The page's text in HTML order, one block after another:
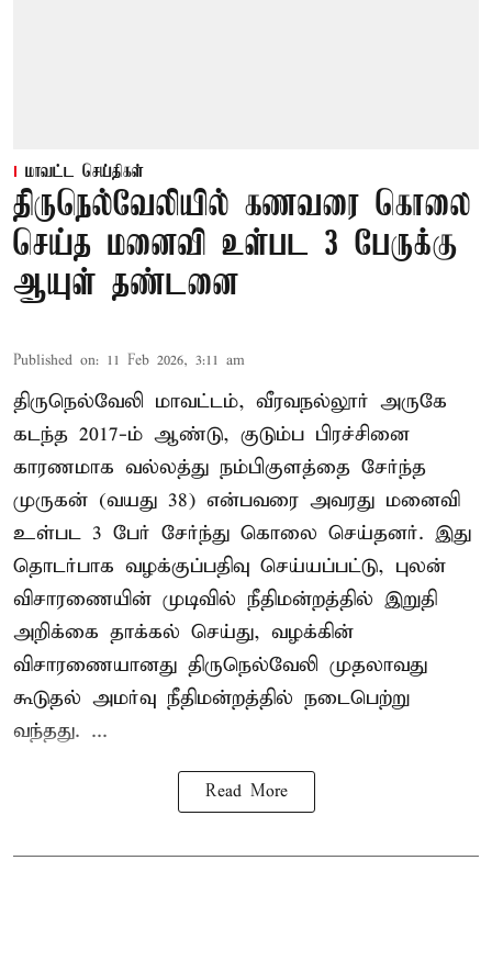
மாவட்ட செய்திகள்
திருநெல்வேலியில் கணவரை கொலை
செய்த மனைவி உள்பட 3 பேருக்கு
ஆயுள் தண்டனை
Published on: 11 Feb 2026, 3:11 am
திருநெல்வேலி மாவட்டம், வீரவநல்லூர் அருகே
கடந்த 2017-ம் ஆண்டு, குடும்ப பிரச்சினை
காரணமாக வல்லத்து நம்பிகுளத்தை சேர்ந்த
முருகன் (வயது 38) என்பவரை அவரது மனைவி
உள்பட 3 பேர் சேர்ந்து கொலை செய்தனர். இது
தொடர்பாக வழக்குப்பதிவு செய்யப்பட்டு, புலன்
விசாரணையின் முடிவில் நீதிமன்றத்தில் இறுதி
அறிக்கை தாக்கல் செய்து, வழக்கின்
விசாரணையானது திருநெல்வேலி முதலாவது
கூடுதல் அமர்வு நீதிமன்றத்தில் நடைபெற்று
வந்தது. ...
Read More